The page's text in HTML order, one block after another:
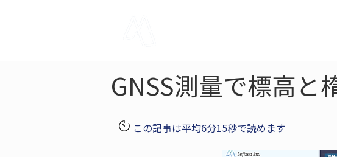
GNSS測量で標高と
この記事は平均6分15秒で読めます